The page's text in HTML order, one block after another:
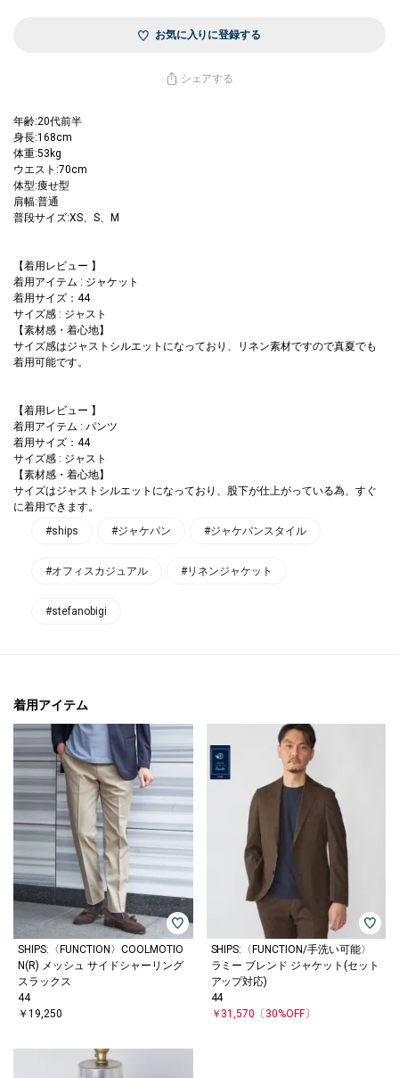
お気に入りに登録する
シェアする
年齢:20代前半
身長:168cm
体重:53kg
ウエスト:70cm
体型:痩せ型
肩幅:普通
普段サイズ:XS、S、M
【着用レビュー 】
着用アイテム : ジャケット
着用サイズ：44
サイズ感 : ジャスト
【素材感・着心地】
サイズ感はジャストシルエットになっており、リネン素材ですので真夏でも
着用可能です。
【着用レビュー 】
着用アイテム : パンツ
着用サイズ：44
サイズ感 : ジャスト
【素材感・着心地】
サイズはジャストシルエットになっており、股下が仕上がっている為、すぐ
に着用できます。
#ships
#ジャケパン #ジャケパンスタイル
#オフィスカジュアル #リネンジャケット
#stefanobigi
着用アイテム
SHIPS:〈FUNCTION〉COOLMOTIO
N(R) メッシュ サイドシャーリング
スラックス
44
￥19,250
SHIPS:〈FUNCTION/手洗い可能〉
ラミー ブレンド ジャケット(セット
アップ対応)
44
￥31,570 〔30%OFF〕